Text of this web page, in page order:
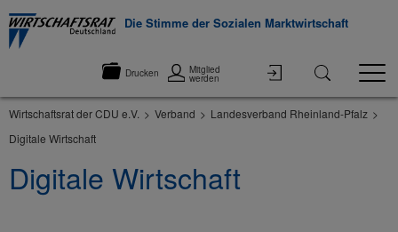
Die Stimme der Sozialen Marktwirtschaft
Drucken Mitglied
werden
Wirtschaftsrat der CDU e.V. Verband
Landesverband Rheinland-Pfalz
Digitale Wirtschaft
Digitale Wirtschaft